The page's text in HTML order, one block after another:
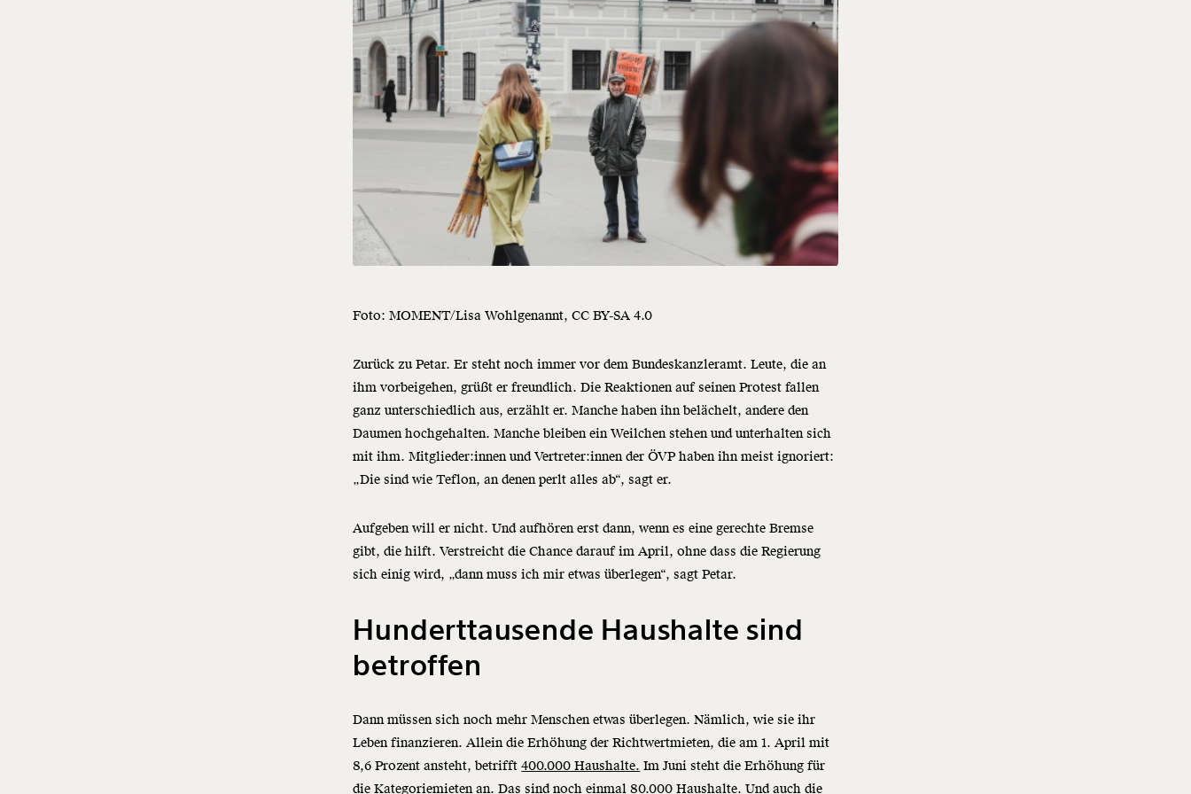
Foto: MOMENT/Lisa Wohlgenannt, CC BY-SA 4.0
Zurück zu Petar. Er steht noch immer vor dem Bundeskanzleramt. Leute, die an
ihm vorbeigehen, grüßt er freundlich. Die Reaktionen auf seinen Protest fallen
ganz unterschiedlich aus, erzählt er. Manche haben ihn belächelt, andere den
Daumen hochgehalten. Manche bleiben ein Weilchen stehen und unterhalten sich
mit ihm. Mitglieder:innen und Vertreter:innen der ÖVP haben ihn meist ignoriert:
„Die sind wie Teflon, an denen perlt alles ab“, sagt er.
Aufgeben will er nicht. Und aufhören erst dann, wenn es eine gerechte Bremse
gibt, die hilft. Verstreicht die Chance darauf im April, ohne dass die Regierung
sich einig wird, „dann muss ich mir etwas überlegen“, sagt Petar.
Hunderttausende Haushalte sind
betroffen
Dann müssen sich noch mehr Menschen etwas überlegen. Nämlich, wie sie ihr
Leben finanzieren. Allein die Erhöhung der Richtwertmieten, die am 1. April mit
8,6 Prozent ansteht, betrifft400.000 Haushalte. Im Juni steht die Erhöhung für
die Kategoriemieten an. Das sind noch einmal 80.000 Haushalte. Und auch die